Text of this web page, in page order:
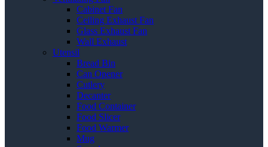
Cabinet Fan
Ceiling Exhaust Fan
Glass Exhaust Fan
Wall Exhaust
Utensil
Bread Bin
Can Opener
Cutlery
Decanter
Food Container
Food Slicer
Food Warmer
Mug